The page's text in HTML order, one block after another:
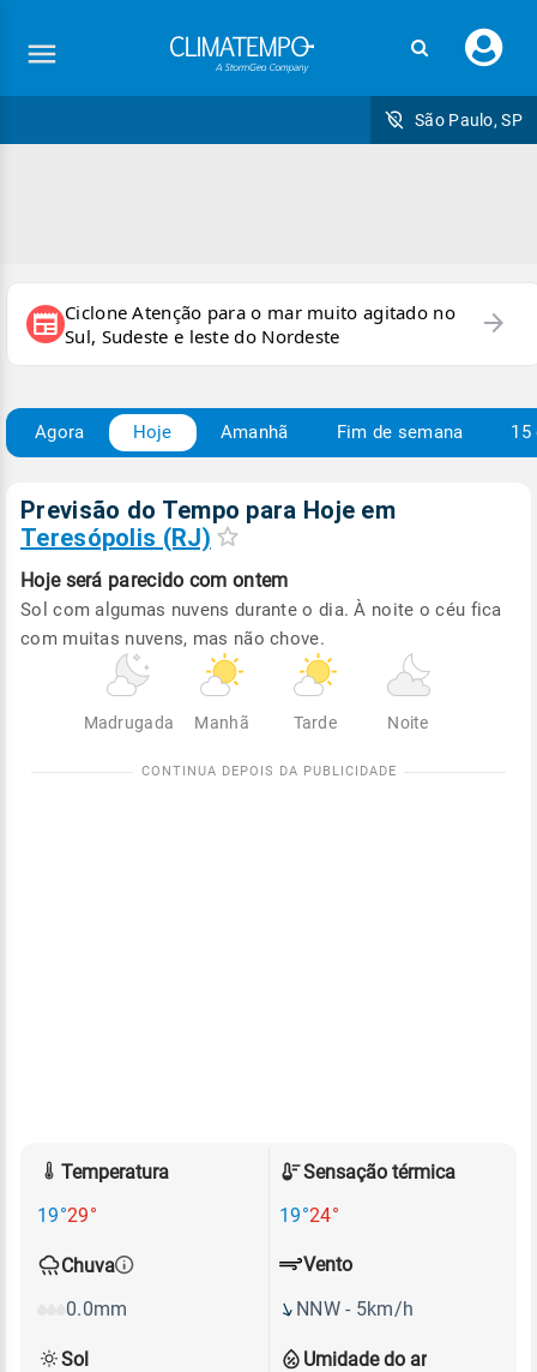
seu
São Paulo, SP
newspaper Ciclone Atenção para o mar muito agitado no
Sul, Sudeste e leste do Nordeste
arrow_forward
Agora Hoje Amanhã Fim de semana 15
Previsão do Tempo para Hoje em
Teresópolis (RJ)
Hoje será parecido com ontem
Sol com algumas nuvens durante o dia. À noite o céu fica
com muitas nuvens, mas não chove.
Madrugada Manhã Tarde Noite
Temperatura
19°29°
Sensação térmica
19°24°
Chuva
0.0mm
Umidade do ar
Vento
NNW - 5km/h
Sol